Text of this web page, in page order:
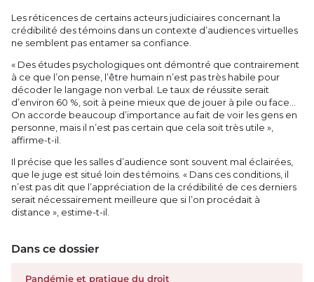
Les réticences de certains acteurs judiciaires concernant la
crédibilité des témoins dans un contexte d’audiences virtuelles
ne semblent pas entamer sa confiance.
« Des études psychologiques ont démontré que contrairement
à ce que l’on pense, l’être humain n’est pas très habile pour
décoder le langage non verbal. Le taux de réussite serait
d’environ 60 %, soit à peine mieux que de jouer à pile ou face…
On accorde beaucoup d’importance au fait de voir les gens en
personne, mais il n’est pas certain que cela soit très utile »,
affirme-t-il.
Il précise que les salles d’audience sont souvent mal éclairées,
que le juge est situé loin des témoins. « Dans ces conditions, il
n’est pas dit que l’appréciation de la crédibilité de ces derniers
serait nécessairement meilleure que si l’on procédait à
distance », estime-t-il.
Dans ce dossier
Pandémie et pratique du droit